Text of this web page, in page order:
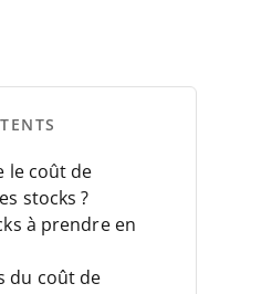
le coût de
stocks ?
à prendre en
du coût de